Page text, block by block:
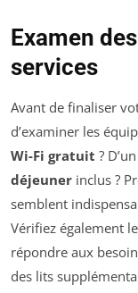
Examen
services
Avant de finaliser
d’examiner les
Wi-Fi gratuit ? D’un
déjeuner inclus ?
semblent
Vérifiez également
répondre aux
des lits